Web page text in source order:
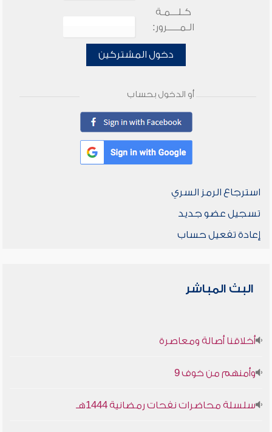
كـلـــمـة
الـمـــــرور:
دخول المشتركين
أو الدخول بحساب
استرجاع الرمز السري
تسجيل عضو جديد
إعادة تفعيل حساب
البث المباشر
أخلاقنا أصالة ومعاصرة
وأمنهم من خوف 9
سلسلة محاضرات نفحات رمضانية 1444هـ